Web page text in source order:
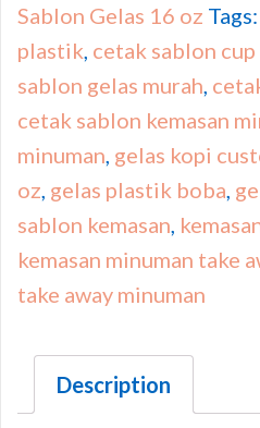
Sablon Gelas 16 oz Tags:
plastik, cetak sablon
sablon gelas murah,
cetak sablon kemasan
minuman, gelas kopi
oz, gelas plastik boba,
sablon kemasan,
kemasan minuman take
take away minuman
Description